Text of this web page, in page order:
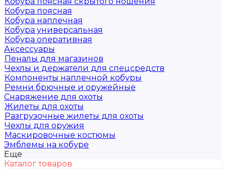
Кобура поясная
Кобура наплечная
Кобура универсальная
Кобура оперативная
Аксессуары
Пеналы для магазинов
Чехлы и держатели для спецсредств
Компоненты наплечной кобуры
Ремни брючные и оружейные
Снаряжение для охоты
Жилеты для охоты
Разгрузочные жилеты для охоты
Чехлы для оружия
Маскировочные костюмы
Эмблемы на кобуре
Еще
Каталог товаров